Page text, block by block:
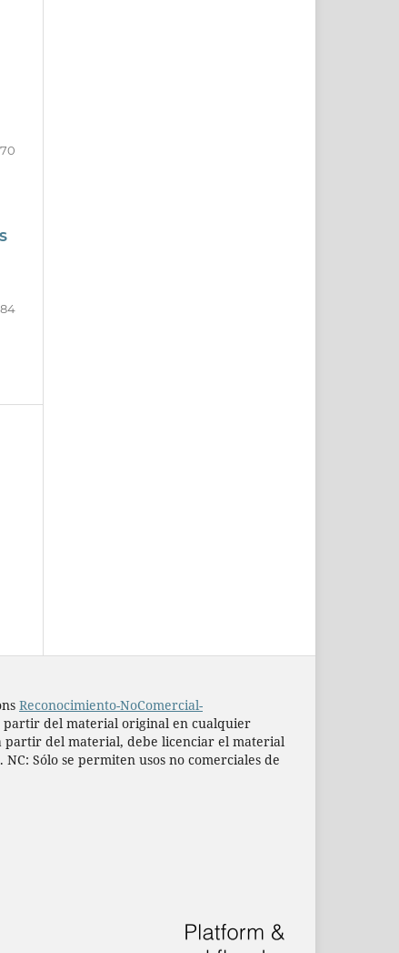
Reconocimiento-NoComercial-
del material original en cualquier
partir del material, debe licenciar el material
Sólo se permiten usos no comerciales de